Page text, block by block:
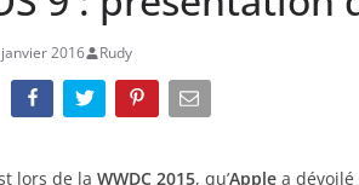
2016 Rudy
lors de la WWDC 2015, qu’Apple a